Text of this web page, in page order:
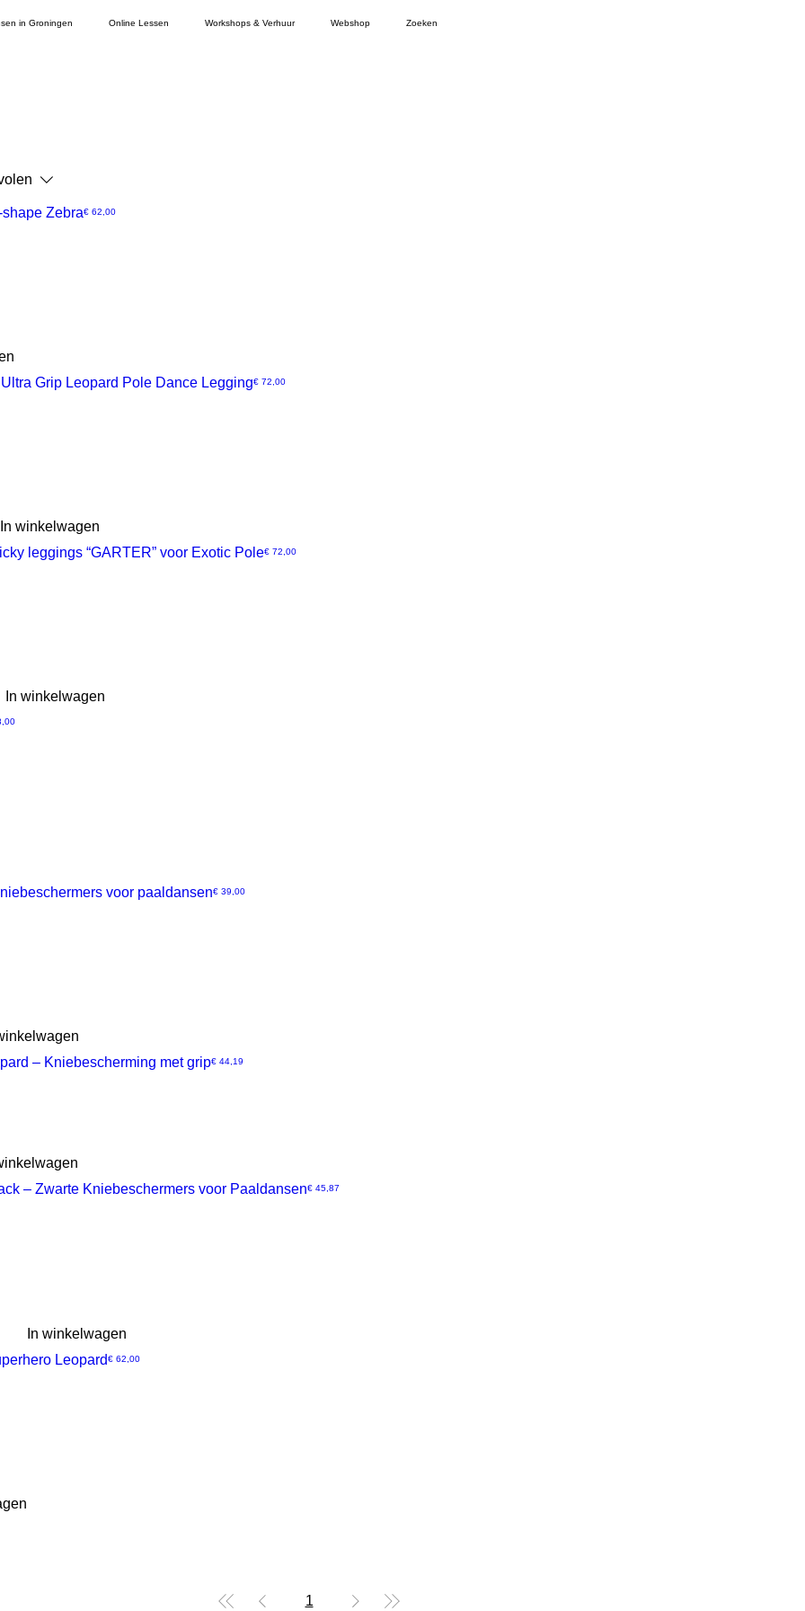
in Groningen Online Lessen Workshops & Verhuur Webshop Zoeken
ZebraPrijs
€ 62,00
Grip Leopard Pole Dance LeggingPrijs
€ 72,00
In winkelwagen
leggings “GARTER” voor Exotic PolePrijs
€ 72,00
In winkelwagen
voor paaldansenPrijs
€ 39,00
– Kniebescherming met gripPrijs
€ 44,19
– Zwarte Kniebeschermers voor PaaldansenPrijs
€ 45,87
In winkelwagen
LeopardPrijs
€ 62,00
1